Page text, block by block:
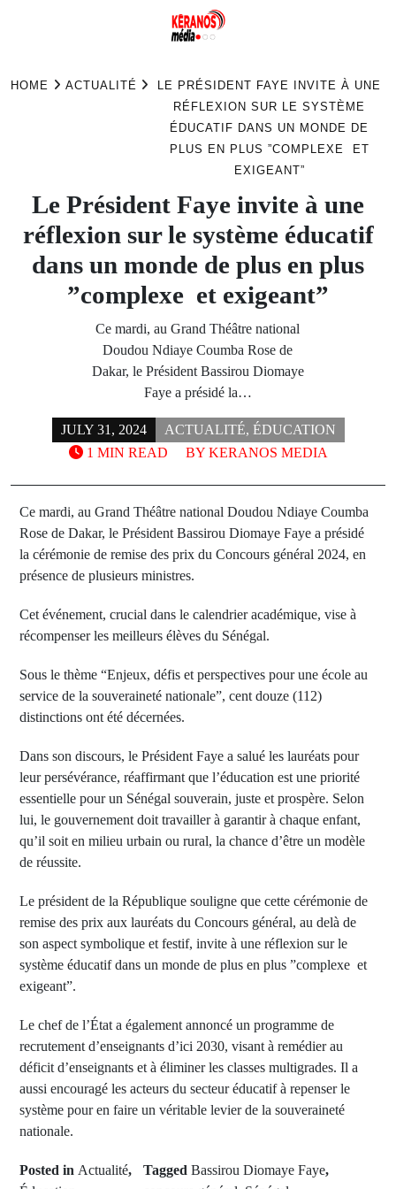
HOME ACTUALITÉ
LE PRÉSIDENT FAYE INVITE À UNE
RÉFLEXION SUR LE SYSTÈME
ÉDUCATIF DANS UN MONDE DE
PLUS EN PLUS ”COMPLEXE ET
EXIGEANT”
Le Président Faye invite à une
réflexion sur le système éducatif
dans un monde de plus en plus
”complexe et exigeant”
Ce mardi, au Grand Théâtre national
Doudou Ndiaye Coumba Rose de
Dakar, le Président Bassirou Diomaye
Faye a présidé la…
JULY 31, 2024 ACTUALITÉ, ÉDUCATION
BY KERANOS MEDIA
1 MIN READ
Ce mardi, au Grand Théâtre national Doudou Ndiaye Coumba
Rose de Dakar, le Président Bassirou Diomaye Faye a présidé
la cérémonie de remise des prix du Concours général 2024, en
présence de plusieurs ministres.
Cet événement, crucial dans le calendrier académique, vise à
récompenser les meilleurs élèves du Sénégal.
Sous le thème “Enjeux, défis et perspectives pour une école au
service de la souveraineté nationale”, cent douze (112)
distinctions ont été décernées.
Dans son discours, le Président Faye a salué les lauréats pour
leur persévérance, réaffirmant que l’éducation est une priorité
essentielle pour un Sénégal souverain, juste et prospère. Selon
lui, le gouvernement doit travailler à garantir à chaque enfant,
qu’il soit en milieu urbain ou rural, la chance d’être un modèle
de réussite.
Le président de la République souligne que cette cérémonie de
remise des prix aux lauréats du Concours général, au delà de
son aspect symbolique et festif, invite à une réflexion sur le
système éducatif dans un monde de plus en plus ”complexe et
exigeant”.
Le chef de l’État a également annoncé un programme de
recrutement d’enseignants d’ici 2030, visant à remédier au
déficit d’enseignants et à éliminer les classes multigrades. Il a
aussi encouragé les acteurs du secteur éducatif à repenser le
système pour en faire un véritable levier de la souveraineté
nationale.
Posted in Actualité,
TaggedBassirou Diomaye Faye,